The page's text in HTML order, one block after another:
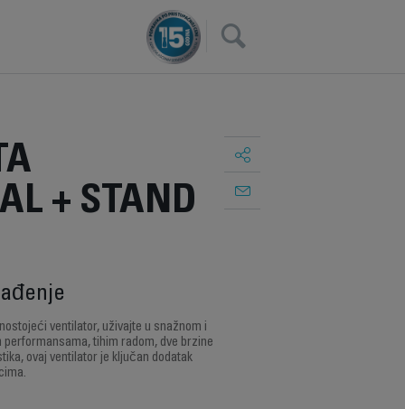
×
+ STAND
ventilator, uživajte u snažnom i
tihim radom, dve brzine
ovaj ventilator je ključan dodatak